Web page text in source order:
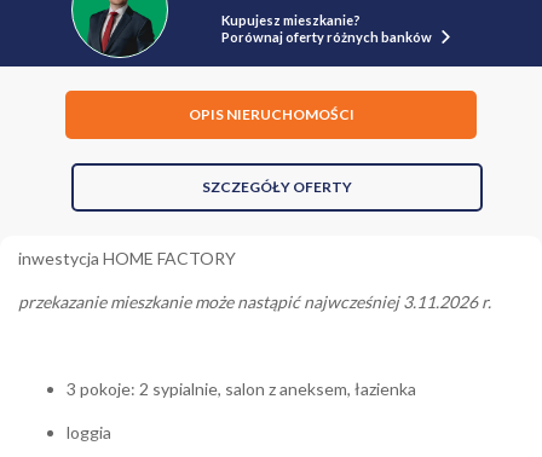
Kupujesz mieszkanie?
Porównaj oferty różnych banków
OPIS NIERUCHOMOŚCI
SZCZEGÓŁY OFERTY
inwestycja HOME FACTORY
przekazanie mieszkanie może nastąpić najwcześniej 3.11.2026 r.
3 pokoje: 2 sypialnie, salon z aneksem, łazienka
loggia